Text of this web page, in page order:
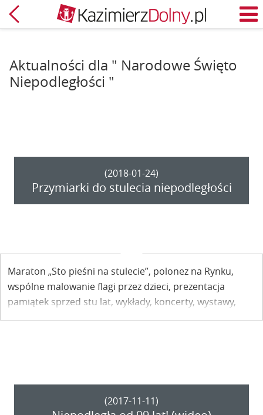
Powrót
Aktualności dla " Narodowe Święto
Niepodległości "
(2018-01-24)
Przymiarki do stulecia niepodległości
Maraton „Sto pieśni na stulecie”, polonez na Rynku,
wspólne malowanie flagi przez dzieci, prezentacja
pamiątek sprzed stu lat, wykłady, koncerty, wystawy,
konkursy, imprezy sportowe i inne. W Kazimierzu trwa
(2017-11-11)